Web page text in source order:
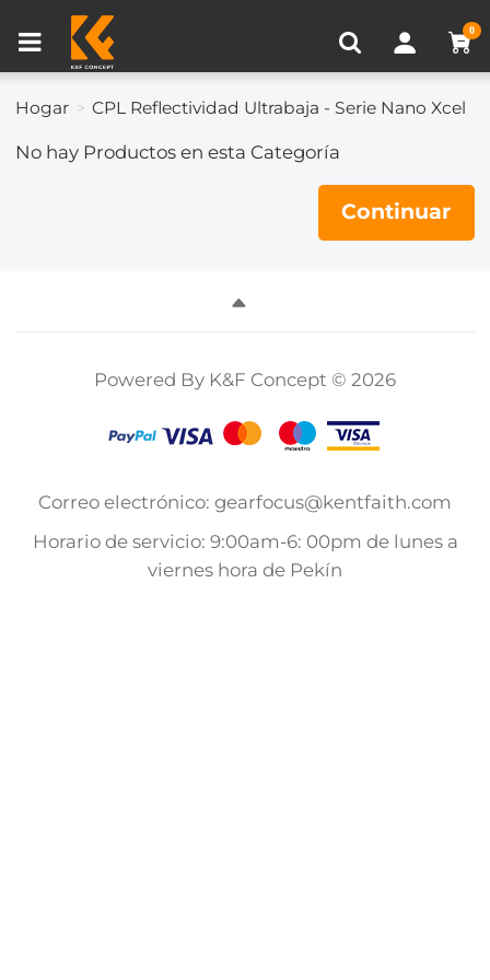
0
Hogar CPL Reflectividad Ultrabaja - Serie Nano Xcel
No hay Productos en esta Categoría
Continuar
Powered By K&F Concept © 2026
Correo electrónico: gearfocus@kentfaith.com
Horario de servicio: 9:00am-6: 00pm de lunes a
viernes hora de Pekín